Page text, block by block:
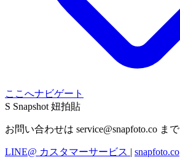
ここへナビゲート
S Snapshot 妞拍貼
お問い合わせは service@snapfoto.co まで
LINE@ カスタマーサービス | snapfoto.co